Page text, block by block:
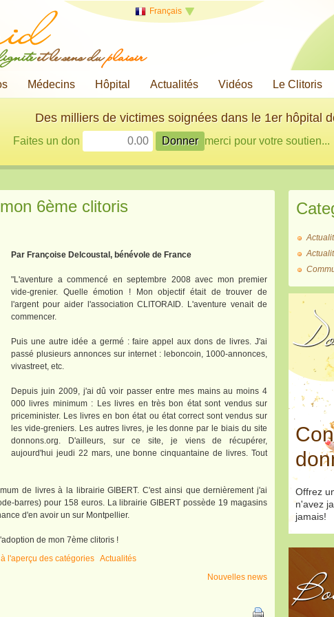
Français
et le sens duplaisir
Médecins Hôpital Actualités Vidéos Le Clitoris
Des milliers de victimes soignées dans le 1er hôpital
Faites un don merci pour votre soutien...
6ème clitoris
Par Françoise Delcoustal, bénévole de France
"L'aventure a commencé en septembre 2008 avec mon premier
vide-grenier. Quelle émotion ! Mon objectif était de trouver de
l'argent pour aider l'association CLITORAID. L'aventure venait de
commencer.
Puis une autre idée a germé : faire appel aux dons de livres. J'ai
passé plusieurs annonces sur internet : leboncoin, 1000-annonces,
vivastreet, etc.
Depuis juin 2009, j'ai dû voir passer entre mes mains au moins 4
000 livres minimum : Les livres en très bon état sont vendus sur
priceminister. Les livres en bon état ou état correct sont vendus sur
les vide-greniers. Les autres livres, je les donne par le biais du site
donnons.org. D'ailleurs, sur ce site, je viens de récupérer,
aujourd'hui jeudi 22 mars, une bonne cinquantaine de livres. Tout
de livres à la librairie GIBERT. C'est ainsi que dernièrement j'ai
barres) pour 158 euros. La librairie GIBERT possède 19 magasins
d'en avoir un sur Montpellier.
de mon 7ème clitoris !
l'aperçu des catégories
Actualités
Nouvelles news
Offrez
n'avez
jamais!